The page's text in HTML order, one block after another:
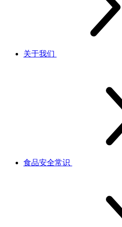
关于我们
食品安全常识